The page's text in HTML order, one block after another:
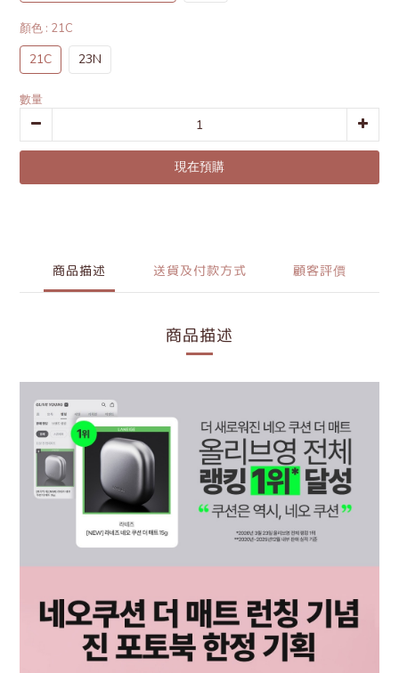
顏色 : 21C
21C 23N
數量
現在預購
商品描述 送貨及付款方式 顧客評價
商品描述